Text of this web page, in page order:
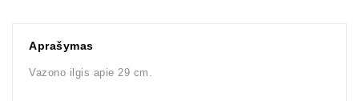
Aprašymas
Vazono ilgis apie 29 cm.